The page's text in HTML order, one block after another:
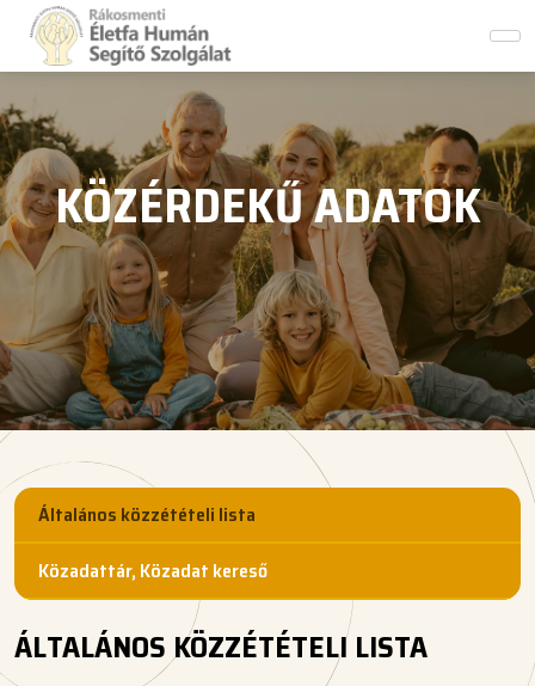
KÖZÉRDEKŰ ADATOK
Általános közzétételi lista
Közadattár, Közadat kereső
ÁLTALÁNOS KÖZZÉTÉTELI LISTA